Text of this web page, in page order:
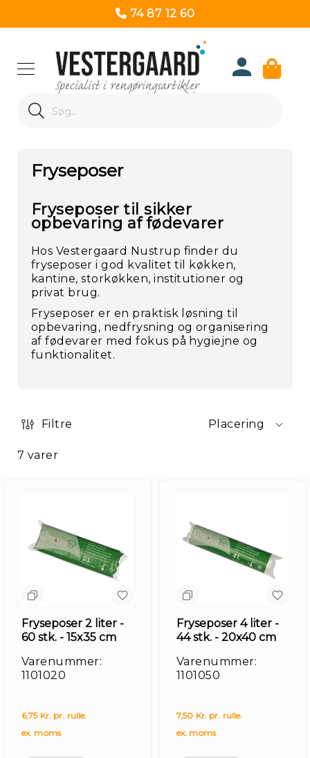
74 87 12 60
Search
Search
Fryseposer
Fryseposer til sikker
opbevaring af fødevarer
Hos Vestergaard Nustrup finder du
fryseposer i god kvalitet til køkken,
kantine, storkøkken, institutioner og
privat brug.
Fryseposer er en praktisk løsning til
opbevaring, nedfrysning og organisering
af fødevarer med fokus på hygiejne og
funktionalitet.
7 varer
Filtre Placering
Fryseposer 2 liter -
60 stk. - 15x35 cm
Varenummer:
1101020
6,75 Kr. pr. rulle.
ex. moms
Fryseposer 4 liter -
44 stk. - 20x40 cm
Varenummer:
1101050
7,50 Kr. pr. rulle.
ex. moms